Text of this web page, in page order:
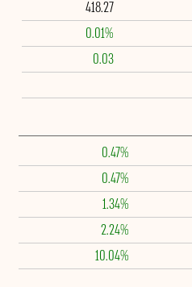
418.27
0.01%
0.03
0.47%
0.47%
1.34%
2.24%
10.04%